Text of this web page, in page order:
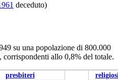
deceduto)
su una popolazione di 800.000
corrispondenti allo 0,8% del totale.
presbiteri